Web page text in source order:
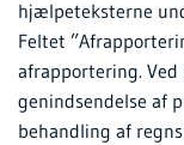
hjælpeteksterne
Feltet
afrapportering.
genindsendelse af
behandling af